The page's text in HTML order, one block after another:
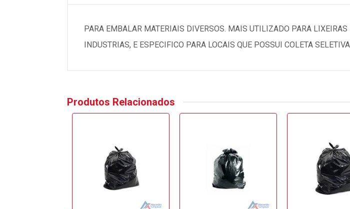
PARA EMBALAR MATERIAIS DIVERSOS. MAIS UTILIZADO PARA
INDUSTRIAS, E ESPECIFICO PARA LOCAIS QUE POSSUI COLETA
Produtos Relacionados